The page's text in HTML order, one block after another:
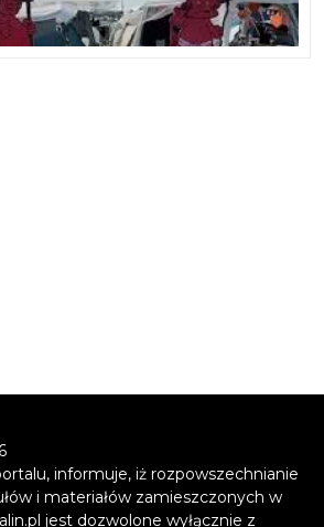
informuje, iż rozpowszechnianie
i materiałów zamieszczonych w
jest dozwolone wyłącznie z